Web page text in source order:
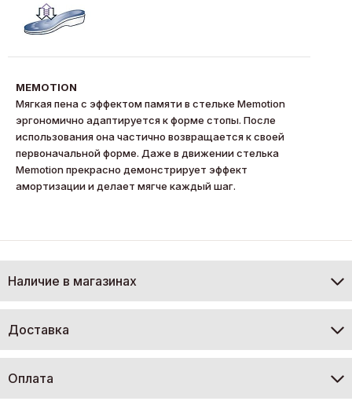
MEMOTION
Мягкая пена с эффектом памяти в стельке Memotion
эргономично адаптируется к форме стопы. После
использования она частично возвращается к своей
первоначальной форме. Даже в движении стелька
Memotion прекрасно демонстрирует эффект
амортизации и делает мягче каждый шаг.
Наличие в магазинах
Доставка
Оплата